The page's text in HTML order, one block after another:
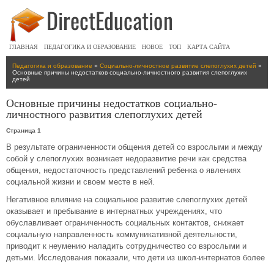
ГЛАВНАЯ ПЕДАГОГИКА И ОБРАЗОВАНИЕ НОВОЕ ТОП КАРТА САЙТА
Педагогика и образование » Социально-личностное развитие слепоглухих детей »
Основные причины недостатков социально-личностного развития слепоглухих
детей
Основные причины недостатков социально-
личностного развития слепоглухих детей
Страница 1
В результате ограниченности общения детей со взрослыми и между
собой у слепоглухих возникает недоразвитие речи как средства
общения, недостаточность представлений ребенка о явлениях
социальной жизни и своем месте в ней.
Негативное влияние на социальное развитие слепоглухих детей
оказывает и пребывание в интернатных учреждениях, что
обуславливает ограниченность социальных контактов, снижает
социальную направленность коммуникативной деятельности,
приводит к неумению наладить сотрудничество со взрослыми и
детьми. Исследования показали, что дети из школ-интернатов более